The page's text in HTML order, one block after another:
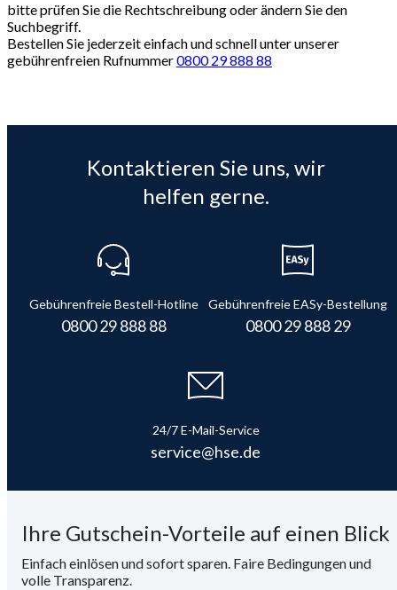
bitte prüfen Sie die Rechtschreibung oder ändern Sie den
Suchbegriff.
Bestellen Sie jederzeit einfach und schnell unter unserer
gebührenfreien Rufnummer0800 29 888 88
Kontaktieren Sie uns, wir
helfen gerne.
Gebührenfreie Bestell-Hotline
0800 29 888 88
Gebührenfreie EASy-Bestellung
0800 29 888 29
24/7 E-Mail-Service
service@hse.de
Ihre Gutschein-Vorteile auf einen Blick
Einfach einlösen und sofort sparen. Faire Bedingungen und
volle Transparenz.